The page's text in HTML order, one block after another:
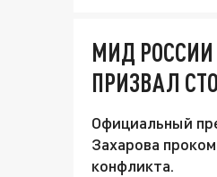
МИД РОССИИ
ПРИЗВАЛ
Официальный
Захарова
конфликта.